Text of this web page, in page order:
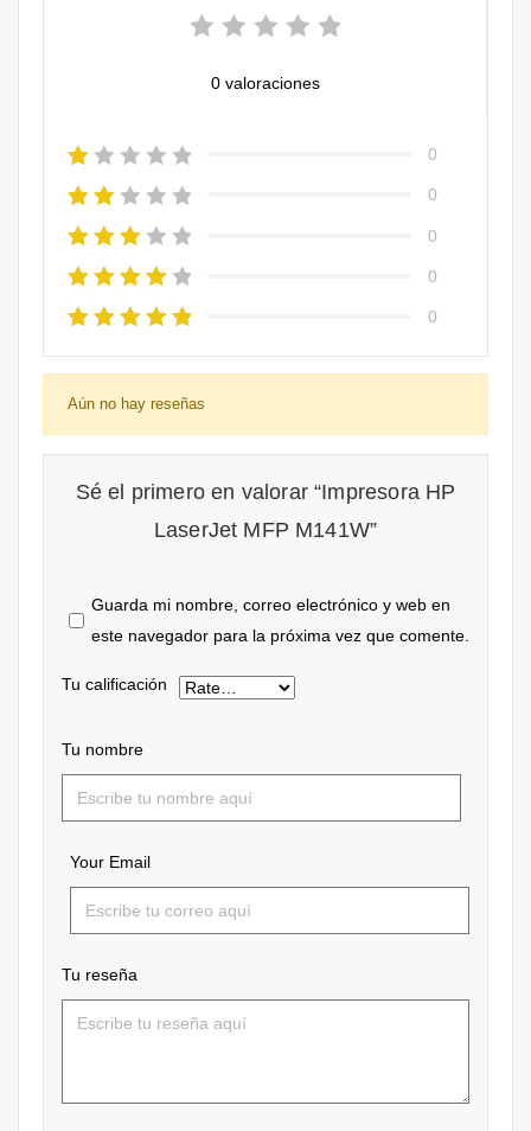
0 valoraciones
0
0
0
0
0
Aún no hay reseñas
Sé el primero en valorar “Impresora HP
LaserJet MFP M141W”
Tu nombre
Your Email
Guarda mi nombre, correo electrónico y web en
este navegador para la próxima vez que comente.
Tu calificación
Tu reseña